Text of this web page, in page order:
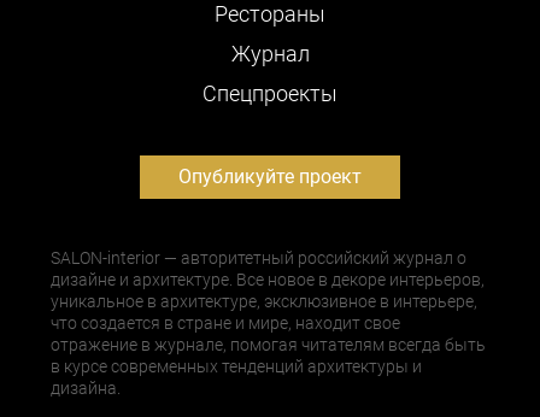
Рестораны
Журнал
Cпецпроекты
Опубликуйте проект
SALON-interior — авторитетный российский журнал о
дизайне и архитектуре. Все новое в декоре интерьеров,
уникальное в архитектуре, эксклюзивное в интерьере,
что создается в стране и мире, находит свое
отражение в журнале, помогая читателям всегда быть
в курсе современных тенденций архитектуры и
дизайна.